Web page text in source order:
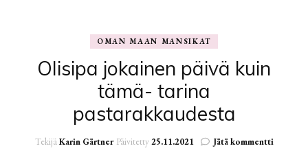
OMAN MAAN MANSIKAT
Olisipa jokainen päivä kuin
tämä- tarina
pastarakkaudesta
TekijäKarin Gärtner Päivitetty25.11.2021 Jätä kommentti